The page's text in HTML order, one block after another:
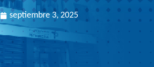
septiembre 3, 2025